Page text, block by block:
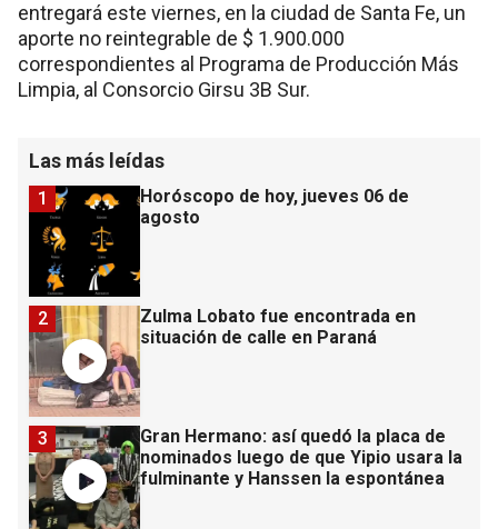
entregará este viernes, en la ciudad de Santa Fe, un
aporte no reintegrable de $ 1.900.000
correspondientes al Programa de Producción Más
Limpia, al Consorcio Girsu 3B Sur.
Las más leídas
Horóscopo de hoy, jueves 06 de
agosto
1
Zulma Lobato fue encontrada en
situación de calle en Paraná
2
Gran Hermano: así quedó la placa de
nominados luego de que Yipio usara la
fulminante y Hanssen la espontánea
3